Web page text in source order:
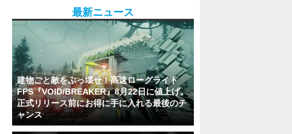
最新ニュース
建物ごと敵をぶっ壊せ！高速ローグライト
FPS『VOID/BREAKER』8月22日に値上げ。
正式リリース前にお得に手に入れる最後のチ
ャンス